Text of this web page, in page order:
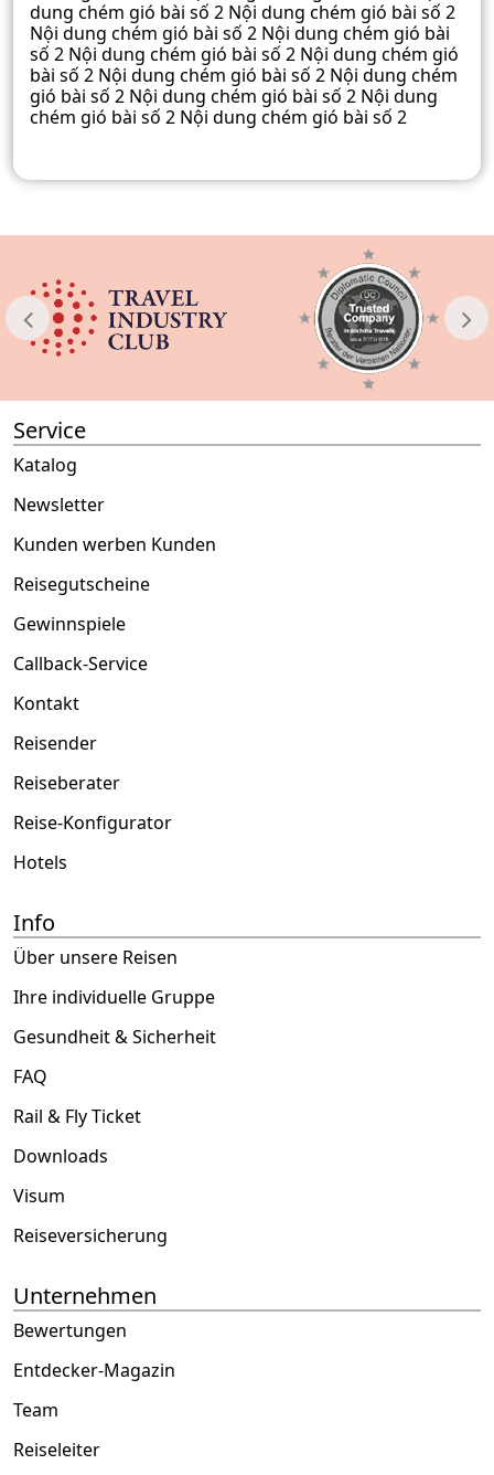
dung chém gió bài số 2 Nội dung chém gió bài số 2
Nội dung chém gió bài số 2 Nội dung chém gió bài
số 2 Nội dung chém gió bài số 2 Nội dung chém gió
bài số 2 Nội dung chém gió bài số 2 Nội dung chém
gió bài số 2 Nội dung chém gió bài số 2 Nội dung
chém gió bài số 2 Nội dung chém gió bài số 2
Service
Katalog
Newsletter
Kunden werben Kunden
Reisegutscheine
Gewinnspiele
Callback-Service
Kontakt
Reisender
Reiseberater
Reise-Konfigurator
Hotels
Info
Über unsere Reisen
Ihre individuelle Gruppe
Gesundheit & Sicherheit
FAQ
Rail & Fly Ticket
Downloads
Visum
Reiseversicherung
Unternehmen
Bewertungen
Entdecker-Magazin
Team
Reiseleiter